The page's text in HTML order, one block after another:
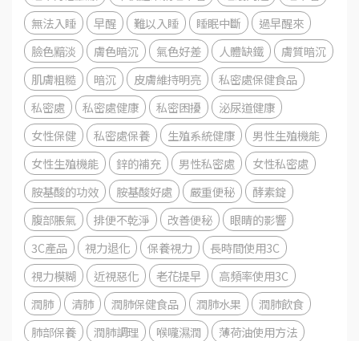
無法入睡
早醒 難以入睡 睡眠中斷
過早醒來
臉色黯淡
膚色暗沉 氣色好差 人體缺鐵
膚質暗沉
肌膚粗糙
暗沉 皮膚維持明亮
私密處保健食品
私密處
私密處健康 私密困擾
泌尿道健康
女性保健
私密處保養 生殖系統健康
男性生殖機能
女性生殖機能
鋅的補充 男性私密處
女性私密處
胺基酸的功效
胺基酸好處 嚴重便秘
酵素錠
腹部脹氣
排便不乾淨 改善便秘
眼睛的影響
3C產品
視力退化 保養視力
長時間使用3C
視力模糊
近視惡化 老花提早
高頻率使用3C
潤肺
清肺 潤肺保健食品 潤肺水果
潤肺飲食
肺部保養
潤肺調理 喉嚨濕潤
薄荷油使用方法